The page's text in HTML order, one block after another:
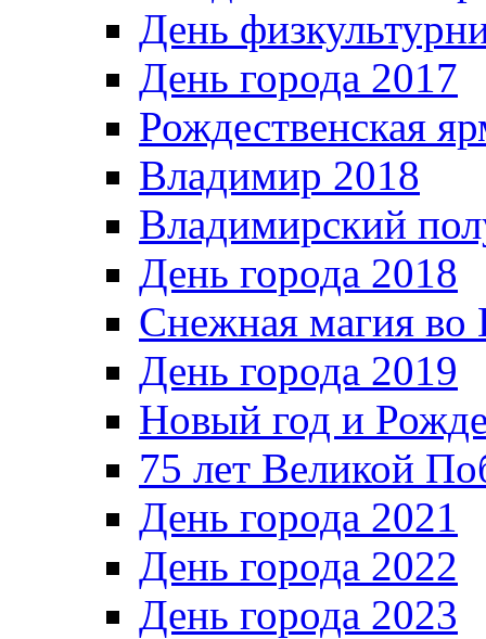
День
День города 2017
Рождественская
Владимир 2018
Владимирский
День города 2018
Снежная магия во
День города 2019
Новый год и
75 лет Великой
День города 2021
День города 2022
День города 2023